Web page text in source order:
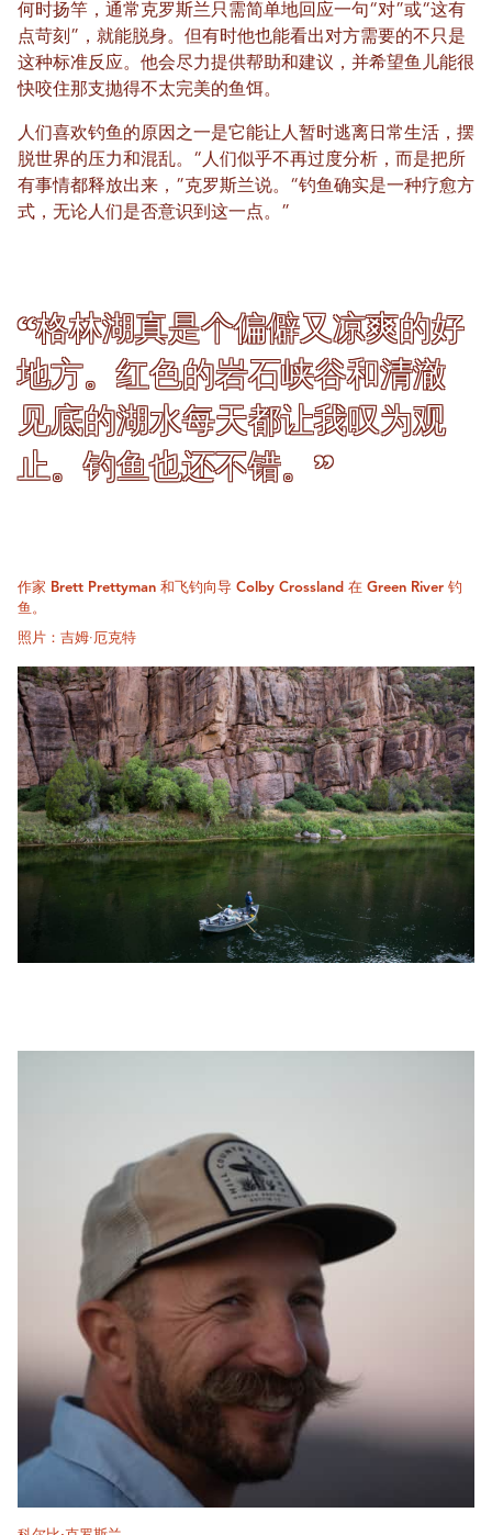
何时扬竿，通常克罗斯兰只需简单地回应一句“对”或“这有
点苛刻”，就能脱身。但有时他也能看出对方需要的不只是
这种标准反应。他会尽力提供帮助和建议，并希望鱼儿能很
快咬住那支抛得不太完美的鱼饵。
人们喜欢钓鱼的原因之一是它能让人暂时逃离日常生活，摆
脱世界的压力和混乱。“人们似乎不再过度分析，而是把所
有事情都释放出来，”克罗斯兰说。“钓鱼确实是一种疗愈方
式，无论人们是否意识到这一点。”
“格林湖真是个偏僻又凉爽的好
地方。红色的岩石峡谷和清澈
见底的湖水每天都让我叹为观
止。钓鱼也还不错。”
作家 Brett Prettyman 和飞钓向导 Colby Crossland 在 Green River 钓
鱼。
照片：吉姆·厄克特